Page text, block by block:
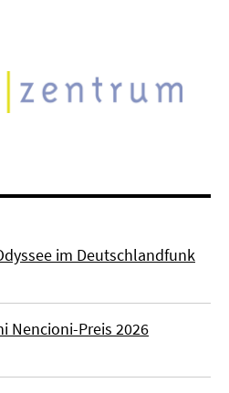
im Deutschlandfunk
Nencioni-Preis 2026